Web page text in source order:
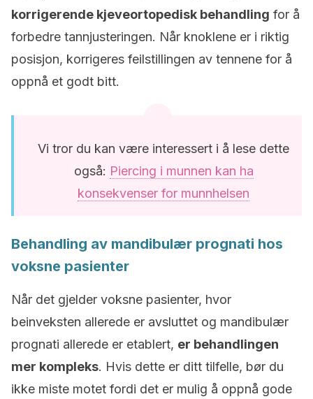
korrigerende kjeveortopedisk behandling for å
forbedre tannjusteringen. Når knoklene er i riktig
posisjon, korrigeres feilstillingen av tennene for å
oppnå et godt bitt.
Vi tror du kan være interessert i å lese dette
også: Piercing i munnen kan ha
konsekvenser for munnhelsen
Behandling av mandibulær prognati hos
voksne pasienter
Når det gjelder voksne pasienter, hvor
beinveksten allerede er avsluttet og mandibulær
prognati allerede er etablert, er behandlingen
mer kompleks. Hvis dette er ditt tilfelle, bør du
ikke miste motet fordi det er mulig å oppnå gode